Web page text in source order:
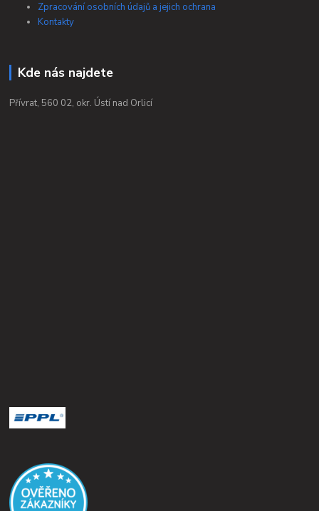
Zpracování osobních údajů a jejich ochrana
Kontakty
Kde nás najdete
Přívrat, 560 02, okr. Ústí nad Orlicí